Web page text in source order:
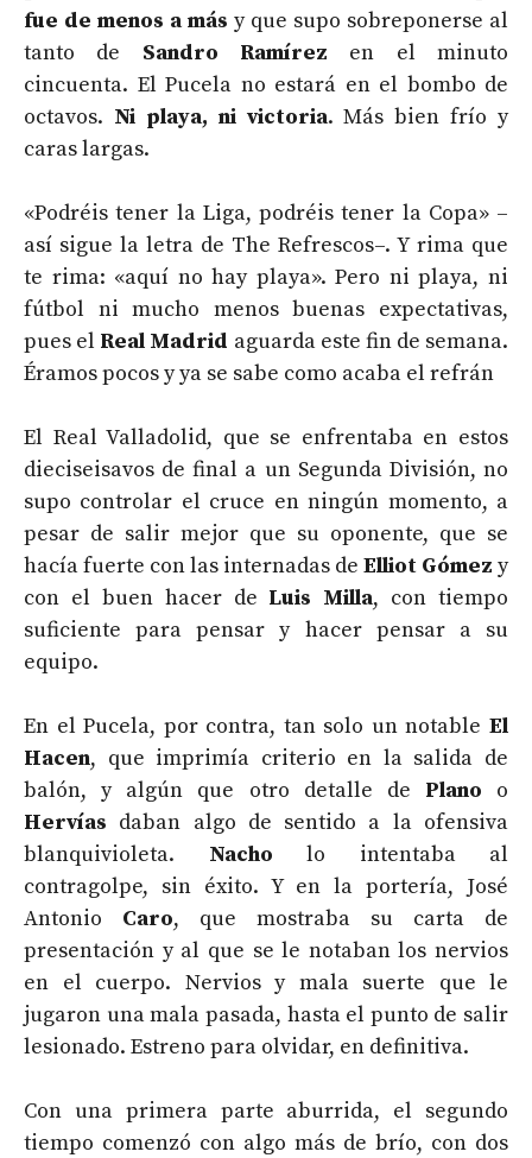
fue de menos a más y que supo sobreponerse al
tanto de Sandro Ramírez en el minuto
cincuenta. El Pucela no estará en el bombo de
octavos. Ni playa, ni victoria. Más bien frío y
caras largas.
«Podréis tener la Liga, podréis tener la Copa» –
así sigue la letra de The Refrescos–. Y rima que
te rima: «aquí no hay playa». Pero ni playa, ni
fútbol ni mucho menos buenas expectativas,
pues el Real Madrid aguarda este fin de semana.
Éramos pocos y ya se sabe como acaba el refrán
El Real Valladolid, que se enfrentaba en estos
dieciseisavos de final a un Segunda División, no
supo controlar el cruce en ningún momento, a
pesar de salir mejor que su oponente, que se
hacía fuerte con las internadas de Elliot Gómez y
con el buen hacer de Luis Milla, con tiempo
suficiente para pensar y hacer pensar a su
equipo.
En el Pucela, por contra, tan solo un notable El
Hacen, que imprimía criterio en la salida de
balón, y algún que otro detalle de Plano o
Hervías daban algo de sentido a la ofensiva
blanquivioleta. Nacho lo intentaba al
contragolpe, sin éxito. Y en la portería, José
Antonio Caro, que mostraba su carta de
presentación y al que se le notaban los nervios
en el cuerpo. Nervios y mala suerte que le
jugaron una mala pasada, hasta el punto de salir
lesionado. Estreno para olvidar, en definitiva.
Con una primera parte aburrida, el segundo
tiempo comenzó con algo más de brío, con dos